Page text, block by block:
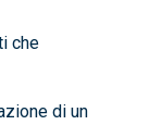
che
di un